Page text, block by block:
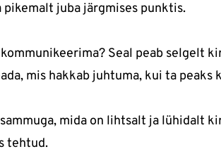
juba järgmises punktis.
Seal peab selgelt
mis hakkab juhtuma, kui ta peaks
mida on lihtsalt ja lühidalt
tehtud.